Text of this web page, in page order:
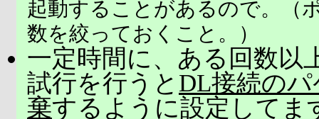
起動することがあるので。（
数を絞っておくこと。）
一定時間に、ある回数以
試行を行うと DL接続の
棄するように設定してま